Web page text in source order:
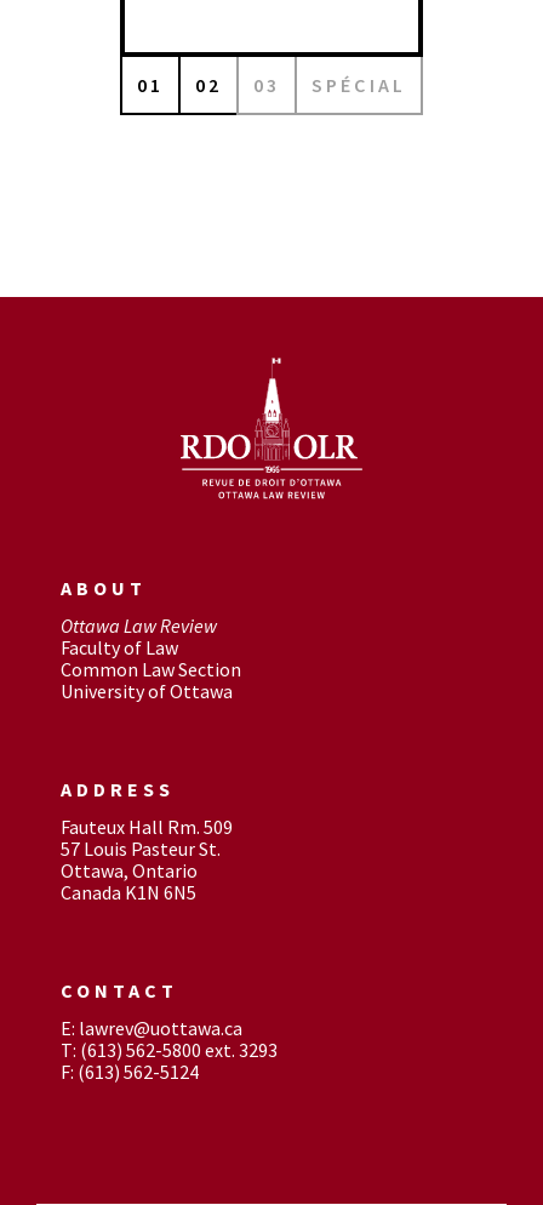
01 02 03 SPÉCIAL
ABOUT
Ottawa Law Review
Faculty of Law
Common Law Section
University of Ottawa
ADDRESS
Fauteux Hall Rm. 509
57 Louis Pasteur St.
Ottawa, Ontario
Canada K1N 6N5
CONTACT
E: lawrev@uottawa.ca
T: (613) 562-5800 ext. 3293
F: (613) 562-5124